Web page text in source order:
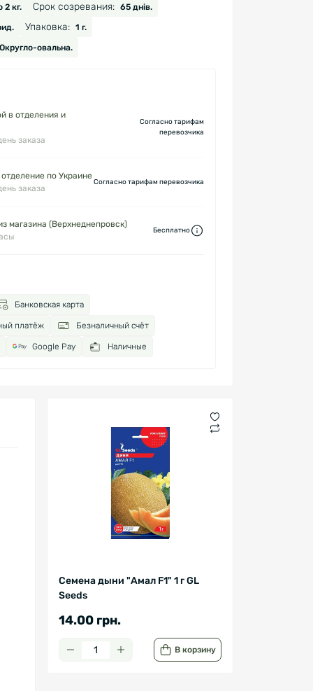
2 кг. Срок созревания: 65 днів.
Упаковка: 1 г.
овальна.
в отделения и
заказа
Согласно тарифам
перевозчика
по Украине
заказа
Согласно тарифам перевозчика
магазина (Верхнеднепровск)
Бесплатно
Банковская карта
платёж Безналичный счёт
Google Pay Наличные
Семена дыни "Амал F1" 1 г GL
Seeds
14.00 грн.
В корзину